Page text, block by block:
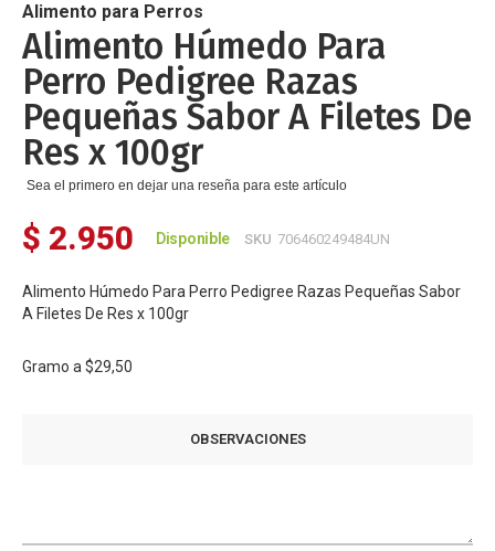
de
la
galería
de
imágenes
Alimento para Perros
Alimento Húmedo Para
Perro Pedigree Razas
Pequeñas Sabor A Filetes De
Res x 100gr
Sea el primero en dejar una reseña para este artículo
$ 2.950 Disponible SKU 706460249484UN
Alimento Húmedo Para Perro Pedigree Razas Pequeñas Sabor
A Filetes De Res x 100gr
Gramo a $29,50
OBSERVACIONES